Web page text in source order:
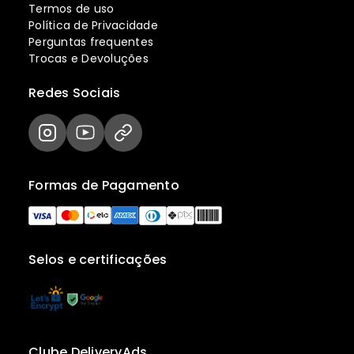
Termos de uso
Política de Privacidade
Perguntas frequentes
Trocas e Devoluções
Selos e certificações
Formas de Pagamento
Redes Sociais